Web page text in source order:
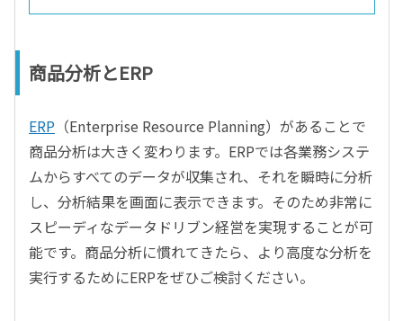
商品分析とERP
ERP （Enterprise Resource Planning）があることで
商品分析は大きく変わります。ERPでは各業務システ
ムからすべてのデータが収集され、それを瞬時に分析
し、分析結果を画面に表示できます。そのため非常に
スピーディなデータドリブン経営を実現することが可
能です。商品分析に慣れてきたら、より高度な分析を
実行するためにERPをぜひご検討ください。